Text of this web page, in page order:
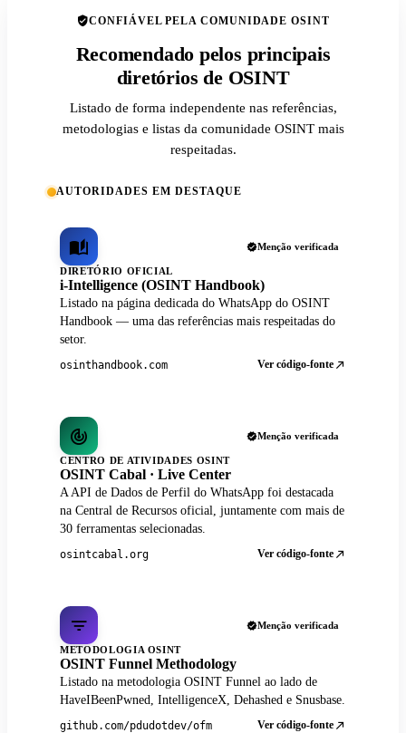
CONFIÁVEL PELA COMUNIDADE OSINT
Recomendado pelos principais
diretórios de OSINT
Listado de forma independente nas referências,
metodologias e listas da comunidade OSINT mais
respeitadas.
AUTORIDADES EM DESTAQUE
Menção verificada
DIRETÓRIO OFICIAL
i-Intelligence (OSINT Handbook)
Listado na página dedicada do WhatsApp do OSINT
Handbook — uma das referências mais respeitadas do
setor.
osinthandbook.com Ver código-fonte
Menção verificada
CENTRO DE ATIVIDADES OSINT
OSINT Cabal · Live Center
A API de Dados de Perfil do WhatsApp foi destacada
na Central de Recursos oficial, juntamente com mais de
30 ferramentas selecionadas.
osintcabal.org Ver código-fonte
Menção verificada
METODOLOGIA OSINT
OSINT Funnel Methodology
Listado na metodologia OSINT Funnel ao lado de
HaveIBeenPwned, IntelligenceX, Dehashed e Snusbase.
github.com/pdudotdev/ofm Ver código-fonte